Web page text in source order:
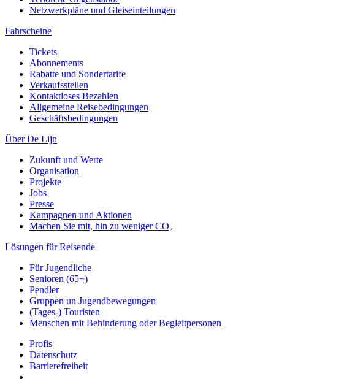
Netzwerkpläne und Gleiseinteilungen
Fahrscheine
Tickets
Abonnements
Rabatte und Sondertarife
Verkaufsstellen
Kontaktloses Bezahlen
Allgemeine Reisebedingungen
Geschäftsbedingungen
Über De Lijn
Zukunft und Werte
Organisation
Projekte
Jobs
Presse
Kampagnen und Aktionen
Machen Sie mit, hin zu weniger CO₂
Lösungen für Reisende
Für Jugendliche
Senioren (65+)
Pendler
Gruppen un Jugendbewegungen
(Tages-) Touristen
Menschen mit Behinderung oder Begleitpersonen
Profis
Datenschutz
Barrierefreiheit